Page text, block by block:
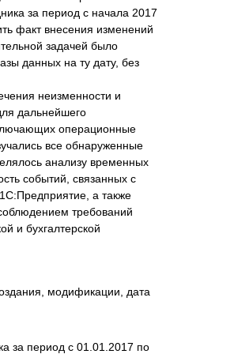
за период с начала 2017
факт внесения изменений
задачей было
данных на ту дату, без
неизменности и
дальнейшего
операционные
все обнаруженные
анализу временных
событий, связанных с
а также
требований
и бухгалтерской
модификации, дата
за период с 01.01.2017 по